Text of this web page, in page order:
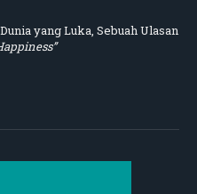
yang Luka, Sebuah Ulasan